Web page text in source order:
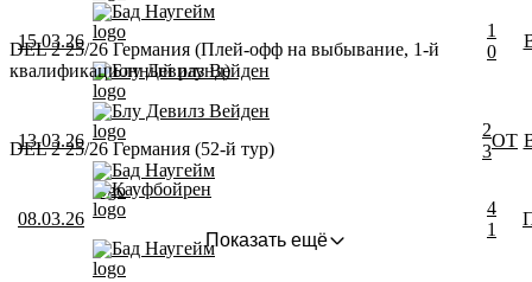
15.03.26
Бад Наугейм
Блу Девилз Вейден
1
0
DEL 2 25/26 Германия (Плей-офф на выбывание, 1-й
квалификационный раунд)
13.03.26
Блу Девилз Вейден
Бад Наугейм
2
3
ОТ
DEL 2 25/26 Германия (52-й тур)
08.03.26
Кауфбойрен
Бад Наугейм
4
1
Показать ещё